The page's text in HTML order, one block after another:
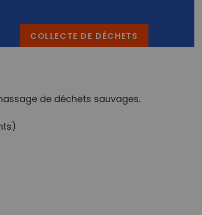
COLLECTE DE DÉCHETS
de déchets sauvages.